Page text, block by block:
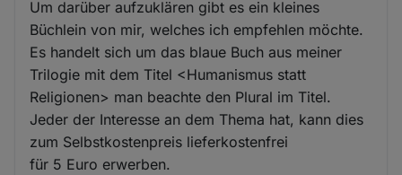
Um darüber aufzuklären gibt es ein kleines
Büchlein von mir, welches ich empfehlen möchte.
Es handelt sich um das blaue Buch aus meiner
Trilogie mit dem Titel <Humanismus statt
Religionen> man beachte den Plural im Titel.
Jeder der Interesse an dem Thema hat, kann dies
zum Selbstkostenpreis lieferkostenfrei
für 5 Euro erwerben.